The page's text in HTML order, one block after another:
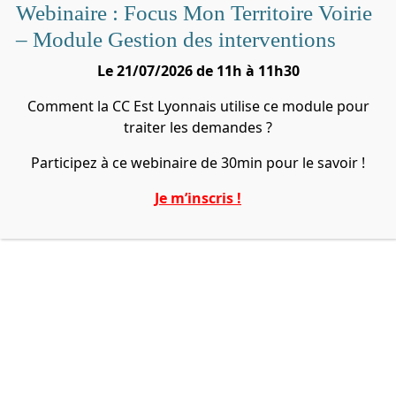
Webinaire : Focus Mon Territoire Voirie
– Module Gestion des interventions
Le 21/07/2026 de 11h à 11h30
Comment la CC Est Lyonnais utilise ce module pour
traiter les demandes ?
Participez à ce webinaire de 30min pour le savoir !
Je m’inscris !